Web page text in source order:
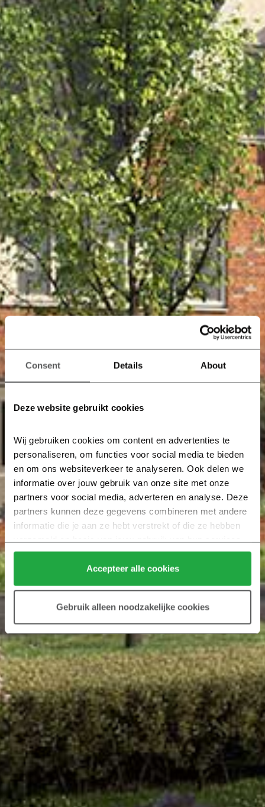
Consent Details About
Deze website gebruikt cookies
Wij gebruiken cookies om content en advertenties te
personaliseren, om functies voor social media te bieden
en om ons websiteverkeer te analyseren. Ook delen we
informatie over jouw gebruik van onze site met onze
partners voor social media, adverteren en analyse. Deze
partners kunnen deze gegevens combineren met andere
informatie die je aan ze hebt verstrekt of die ze hebben
verzameld op basis van jouw gebruik van hun services.
Klik hier voor meer informatie over ons cookiebeleid.
Accepteer alle cookies
Gebruik alleen noodzakelijke cookies